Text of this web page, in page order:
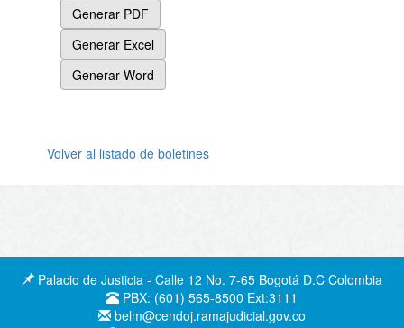
Generar PDF
Generar Excel
Generar Word
Volver al listado de boletines
Palacio de Justicia - Calle 12 No. 7-65 Bogotá D.C Colombia
PBX: (601) 565-8500 Ext:3111
belm@cendoj.ramajudicial.gov.co